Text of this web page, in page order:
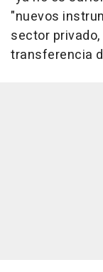
"nuevos
sector
transferencia